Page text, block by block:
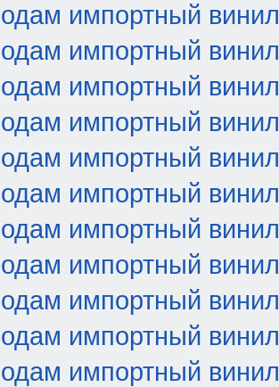
импортный винил
импортный винил
импортный винил
импортный винил
импортный винил
импортный винил
импортный винил
импортный винил
импортный винил
импортный винил
импортный винил